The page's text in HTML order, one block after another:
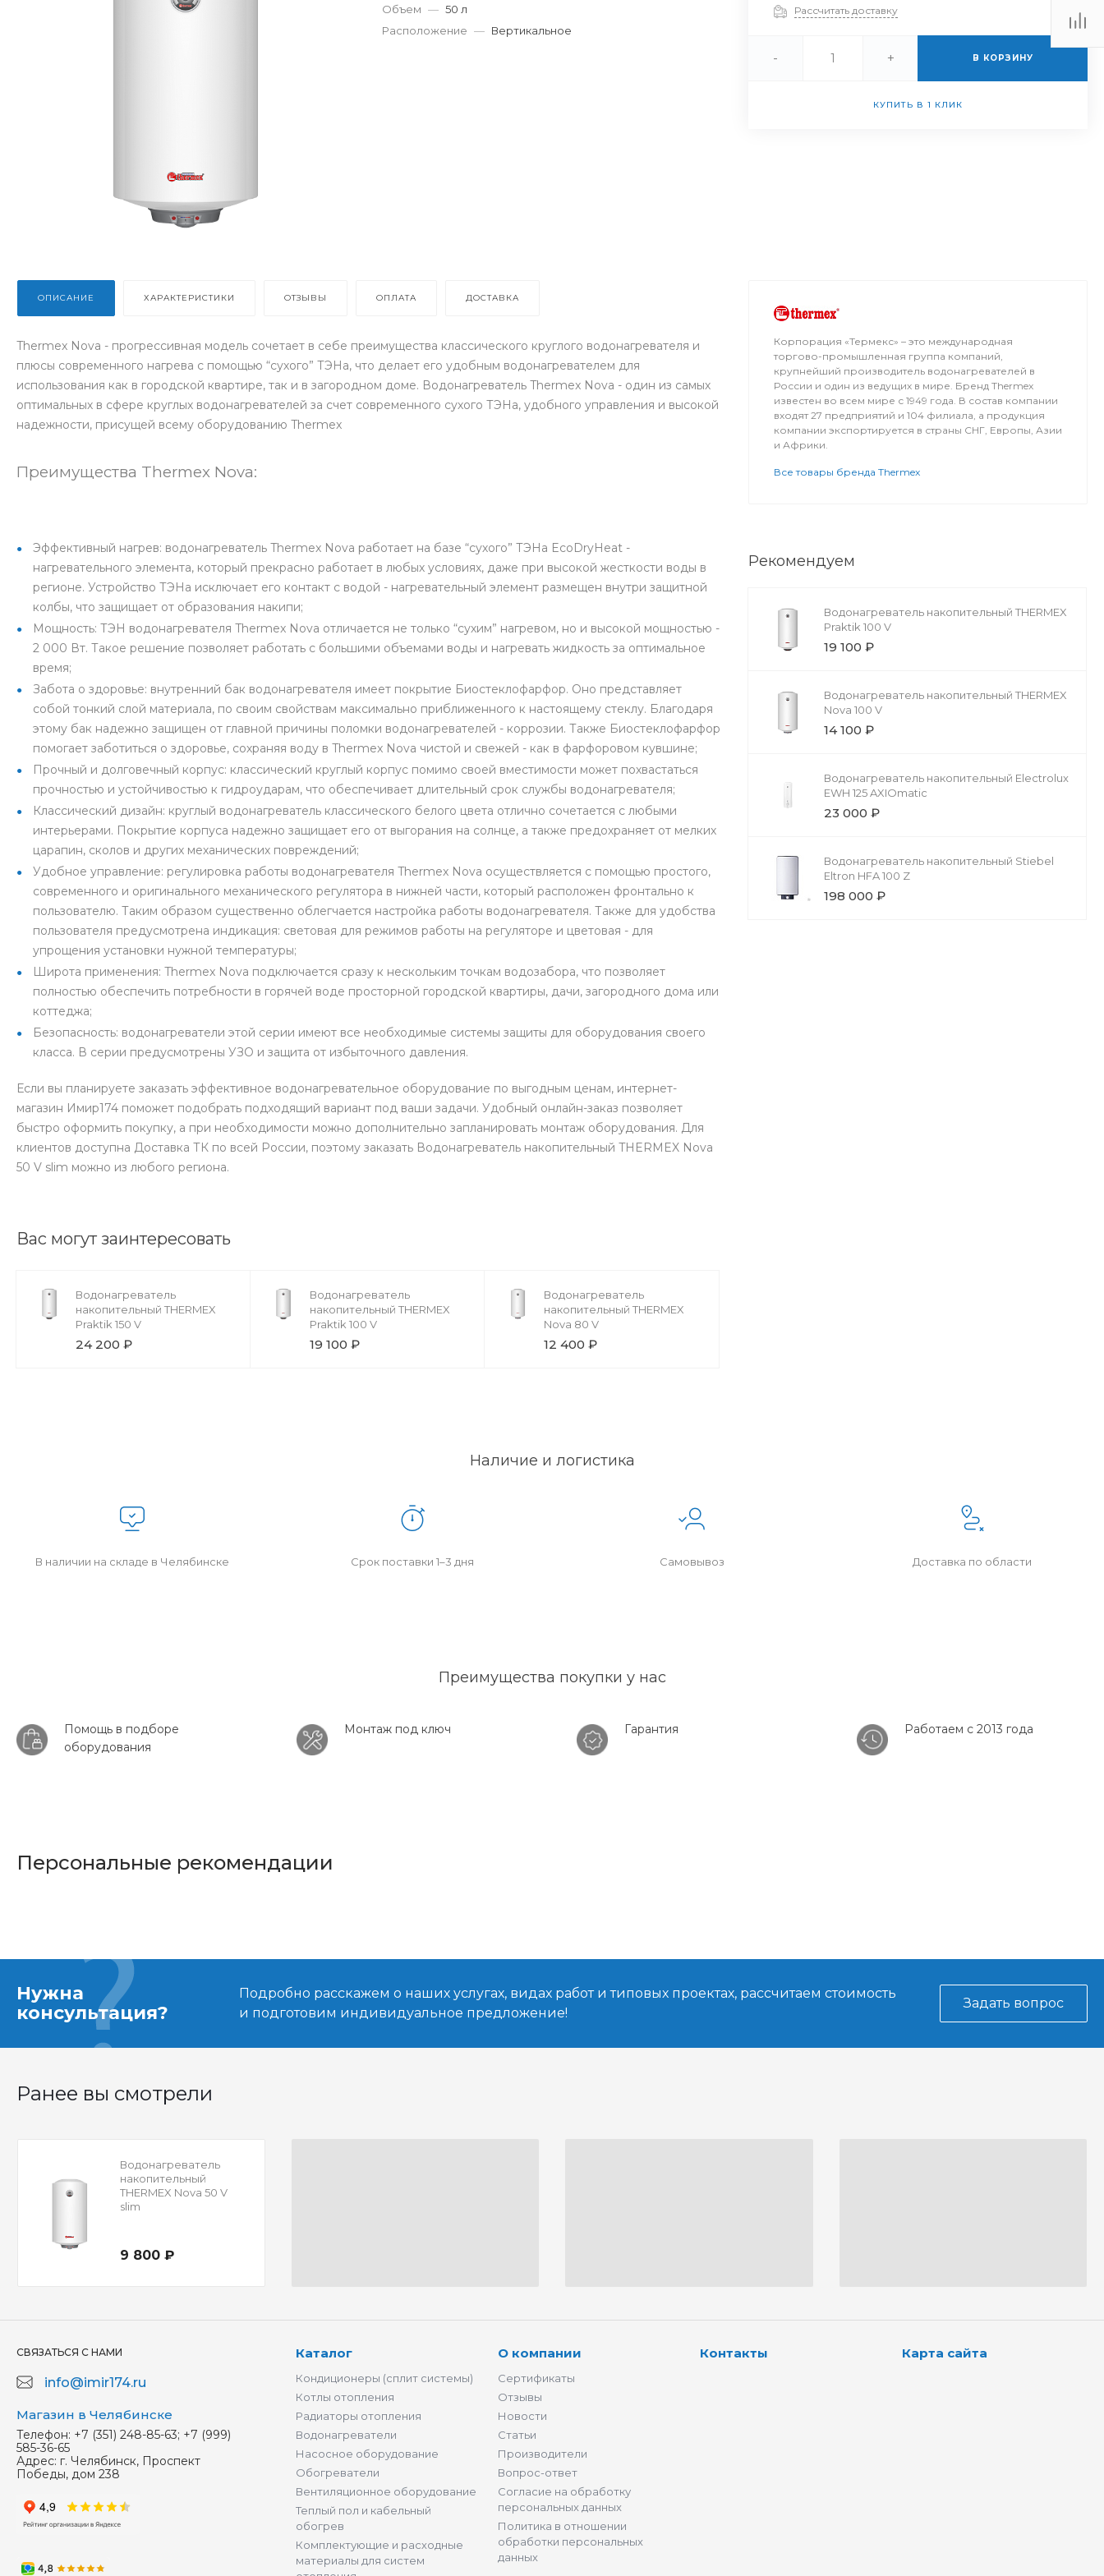
Объем — 50 л
Расположение — Вертикальное
Рассчитать доставку
- + В КОРЗИНУ
КУПИТЬ В 1 КЛИК
ОПИСАНИЕ ХАРАКТЕРИСТИКИ ОТЗЫВЫ ОПЛАТА ДОСТАВКА
Thermex Nova - прогрессивная модель сочетает в себе преимущества классического круглого водонагревателя и
плюсы современного нагрева с помощью “сухого” ТЭНа, что делает его удобным водонагревателем для
использования как в городской квартире, так и в загородном доме. Водонагреватель Thermex Nova - один из самых
оптимальных в сфере круглых водонагревателей за счет современного сухого ТЭНа, удобного управления и высокой
надежности, присущей всему оборудованию Thermex
Преимущества Thermex Nova:
Эффективный нагрев: водонагреватель Thermex Nova работает на базе “сухого” ТЭНа EcoDryHeat -
нагревательного элемента, который прекрасно работает в любых условиях, даже при высокой жесткости воды в
регионе. Устройство ТЭНа исключает его контакт с водой - нагревательный элемент размещен внутри защитной
колбы, что защищает от образования накипи;
Мощность: ТЭН водонагревателя Thermex Nova отличается не только “сухим” нагревом, но и высокой мощностью -
2 000 Вт. Такое решение позволяет работать с большими объемами воды и нагревать жидкость за оптимальное
время;
Забота о здоровье: внутренний бак водонагревателя имеет покрытие Биостеклофарфор. Оно представляет
собой тонкий слой материала, по своим свойствам максимально приближенного к настоящему стеклу. Благодаря
этому бак надежно защищен от главной причины поломки водонагревателей - коррозии. Также Биостеклофарфор
помогает заботиться о здоровье, сохраняя воду в Thermex Nova чистой и свежей - как в фарфоровом кувшине;
Прочный и долговечный корпус: классический круглый корпус помимо своей вместимости может похвастаться
прочностью и устойчивостью к гидроударам, что обеспечивает длительный срок службы водонагревателя;
Классический дизайн: круглый водонагреватель классического белого цвета отлично сочетается с любыми
интерьерами. Покрытие корпуса надежно защищает его от выгорания на солнце, а также предохраняет от мелких
царапин, сколов и других механических повреждений;
Удобное управление: регулировка работы водонагревателя Thermex Nova осуществляется с помощью простого,
современного и оригинального механического регулятора в нижней части, который расположен фронтально к
пользователю. Таким образом существенно облегчается настройка работы водонагревателя. Также для удобства
пользователя предусмотрена индикация: световая для режимов работы на регуляторе и цветовая - для
упрощения установки нужной температуры;
Широта применения: Thermex Nova подключается сразу к нескольким точкам водозабора, что позволяет
полностью обеспечить потребности в горячей воде просторной городской квартиры, дачи, загородного дома или
коттеджа;
Безопасность: водонагреватели этой серии имеют все необходимые системы защиты для оборудования своего
класса. В серии предусмотрены УЗО и защита от избыточного давления.
Если вы планируете заказать эффективное водонагревательное оборудование по выгодным ценам, интернет-
магазин Имир174 поможет подобрать подходящий вариант под ваши задачи. Удобный онлайн-заказ позволяет
быстро оформить покупку, а при необходимости можно дополнительно запланировать монтаж оборудования. Для
клиентов доступна Доставка ТК по всей России, поэтому заказать Водонагреватель накопительный THERMEX Nova
50 V slim можно из любого региона.
Вас могут заинтересовать
Водонагреватель
накопительный THERMEX
Praktik 150 V
24 200 ₽
Водонагреватель
накопительный THERMEX
Praktik 100 V
19 100 ₽
Водонагреватель
накопительный THERMEX
Nova 80 V
12 400 ₽
Корпорация «Термекс» – это международная
торгово-промышленная группа компаний,
крупнейший производитель водонагревателей в
России и один из ведущих в мире. Бренд Thermex
известен во всем мире с 1949 года. В состав компании
входят 27 предприятий и 104 филиала, а продукция
компании экспортируется в страны СНГ, Европы, Азии
и Африки.
Все товары бренда Thermex
Рекомендуем
Водонагреватель накопительный THERMEX
Praktik 100 V
19 100 ₽
Водонагреватель накопительный THERMEX
Nova 100 V
14 100 ₽
Водонагреватель накопительный Electrolux
EWH 125 AXIOmatic
23 000 ₽
Водонагреватель накопительный Stiebel
Eltron HFA 100 Z
198 000 ₽
Наличие и логистика
В наличии на складе в Челябинске Срок поставки 1–3 дня Самовывоз Доставка по области
Преимущества покупки у нас
Помощь в подборе
оборудования
Монтаж под ключ Гарантия Работаем с 2013 года
Персональные рекомендации
Нужна
консультация?
Подробно расскажем о наших услугах, видах работ и типовых проектах, рассчитаем стоимость
и подготовим индивидуальное предложение!
Задать вопрос
Ранее вы смотрели
Водонагреватель
накопительный
THERMEX Nova 50 V
slim
9 800 ₽
СВЯЗАТЬСЯ С НАМИ
info@imir174.ru
Магазин в Челябинске
Телефон: +7 (351) 248-85-63; +7 (999)
585-36-65
Адрес: г. Челябинск, Проспект
Победы, дом 238
Каталог
Кондиционеры (сплит системы)
Котлы отопления
Радиаторы отопления
Водонагреватели
Насосное оборудование
Обогреватели
Вентиляционное оборудование
Теплый пол и кабельный
обогрев
Комплектующие и расходные
материалы для систем
О компании
Сертификаты
Отзывы
Новости
Статьи
Производители
Вопрос-ответ
Согласие на обработку
персональных данных
Политика в отношении
обработки персональных
данных
Контакты Карта сайта